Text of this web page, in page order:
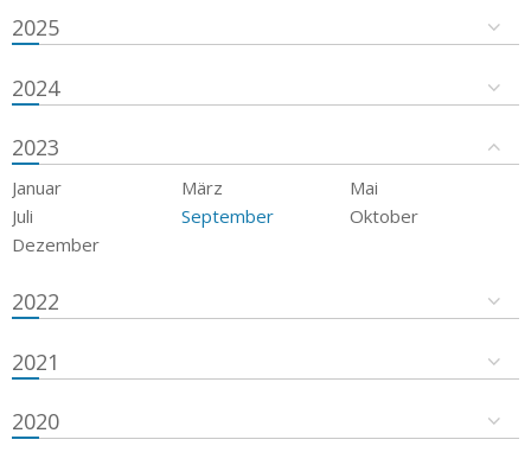
2025
2024
2023
Januar März
Mai
Juli
September
Oktober
Dezember
2022
2021
2020